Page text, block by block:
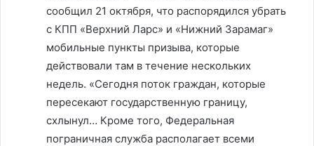
сообщил 21 октября, что распорядился убрать
с КПП «Верхний Ларс» и «Нижний Зарамаг»
мобильные пункты призыва, которые
действовали там в течение нескольких
недель. «Сегодня поток граждан, которые
пересекают государственную границу,
схлынул… Кроме того, Федеральная
пограничная служба располагает всеми